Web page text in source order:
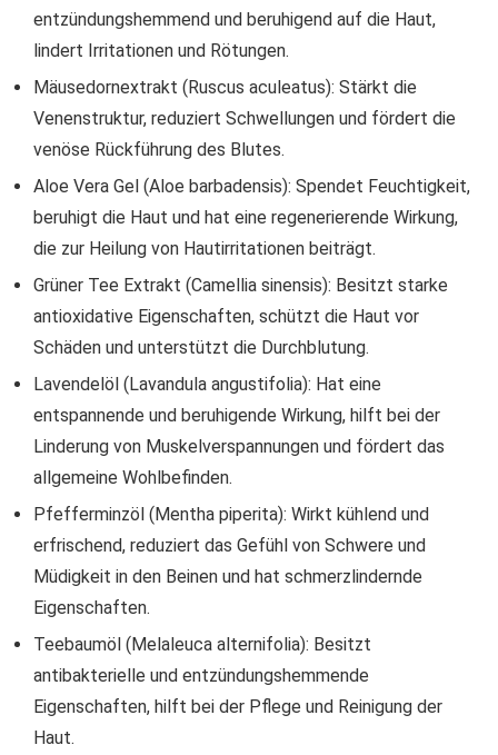
entzündungshemmend und beruhigend auf die Haut,
lindert Irritationen und Rötungen.
Mäusedornextrakt (Ruscus aculeatus): Stärkt die
Venenstruktur, reduziert Schwellungen und fördert die
venöse Rückführung des Blutes.
Aloe Vera Gel (Aloe barbadensis): Spendet Feuchtigkeit,
beruhigt die Haut und hat eine regenerierende Wirkung,
die zur Heilung von Hautirritationen beiträgt.
Grüner Tee Extrakt (Camellia sinensis): Besitzt starke
antioxidative Eigenschaften, schützt die Haut vor
Schäden und unterstützt die Durchblutung.
Lavendelöl (Lavandula angustifolia): Hat eine
entspannende und beruhigende Wirkung, hilft bei der
Linderung von Muskelverspannungen und fördert das
allgemeine Wohlbefinden.
Pfefferminzöl (Mentha piperita): Wirkt kühlend und
erfrischend, reduziert das Gefühl von Schwere und
Müdigkeit in den Beinen und hat schmerzlindernde
Eigenschaften.
Teebaumöl (Melaleuca alternifolia): Besitzt
antibakterielle und entzündungshemmende
Eigenschaften, hilft bei der Pflege und Reinigung der
Haut.